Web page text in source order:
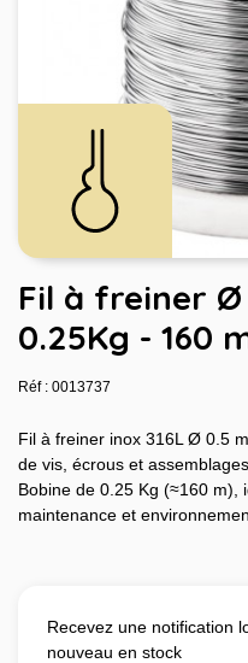
Fil à freiner Ø
0.25Kg - 160
Réf : 0013737
Fil à freiner inox 316L Ø 0.5
de vis, écrous et
Bobine de 0.25 Kg (≈160 m),
maintenance et
Recevez une notification
nouveau en stock